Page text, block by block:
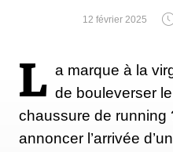
12 février 2025
L a marque à la
de bouleverser
chaussure de running
annoncer l’arrivée